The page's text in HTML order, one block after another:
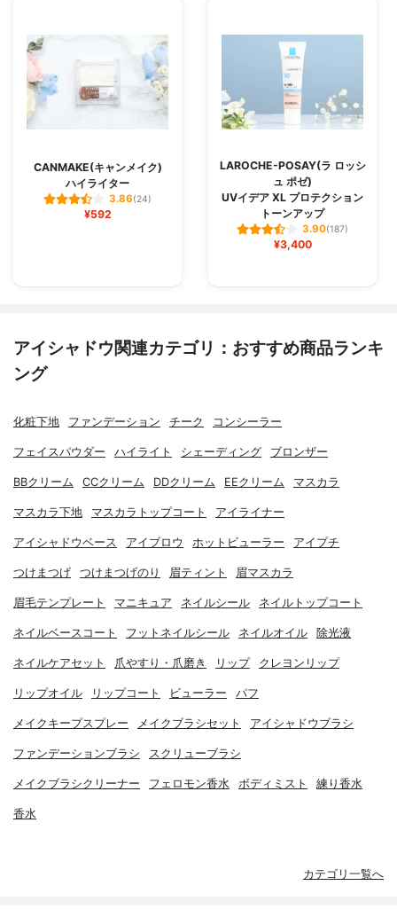
CANMAKE(キャンメイク)
ハイライター
3.86(24)
¥592
LAROCHE-POSAY(ラ ロッシ
ュ ポゼ)
UVイデア XL プロテクション
トーンアップ
3.90(187)
¥3,400
アイシャドウ関連カテゴリ：おすすめ商品ランキ
ング
化粧下地 ファンデーション チーク コンシーラー
フェイスパウダー ハイライト シェーディング ブロンザー
BBクリーム CCクリーム DDクリーム EEクリーム マスカラ
マスカラ下地 マスカラトップコート アイライナー
アイシャドウベース アイブロウ ホットビューラー アイプチ
つけまつげ つけまつげのり 眉ティント 眉マスカラ
眉毛テンプレート マニキュア ネイルシール ネイルトップコート
ネイルベースコート フットネイルシール ネイルオイル 除光液
ネイルケアセット 爪やすり・爪磨き リップ クレヨンリップ
リップオイル リップコート ビューラー パフ
メイクキープスプレー メイクブラシセット アイシャドウブラシ
ファンデーションブラシ スクリューブラシ
メイクブラシクリーナー フェロモン香水 ボディミスト 練り香水
香水
カテゴリ一覧へ